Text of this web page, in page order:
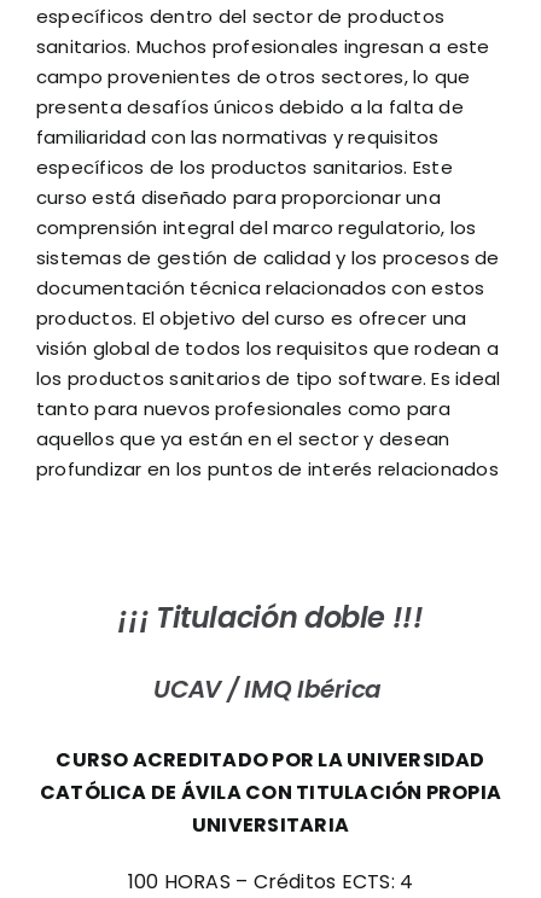
específicos dentro del sector de productos
sanitarios. Muchos profesionales ingresan a este
campo provenientes de otros sectores, lo que
presenta desafíos únicos debido a la falta de
familiaridad con las normativas y requisitos
específicos de los productos sanitarios. Este
curso está diseñado para proporcionar una
comprensión integral del marco regulatorio, los
sistemas de gestión de calidad y los procesos de
documentación técnica relacionados con estos
productos. El objetivo del curso es ofrecer una
visión global de todos los requisitos que rodean a
los productos sanitarios de tipo software. Es ideal
tanto para nuevos profesionales como para
aquellos que ya están en el sector y desean
profundizar en los puntos de interés relacionados
¡¡¡ Titulación doble !!!
UCAV /IMQ Ibérica
CURSO ACREDITADO POR LAUNIVERSIDAD
CATÓLICA DE ÁVILA CON TITULACIÓN PROPIA
UNIVERSITARIA
100 HORAS – Créditos ECTS: 4